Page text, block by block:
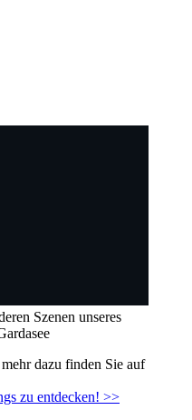
Szenen unseres
dazu finden Sie auf
zu entdecken! >>